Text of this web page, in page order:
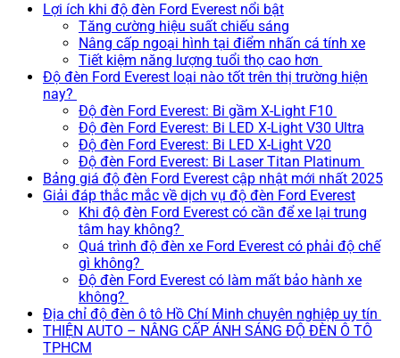
Lợi ích khi độ đèn Ford Everest nổi bật
Tăng cường hiệu suất chiếu sáng
Nâng cấp ngoại hình tại điểm nhấn cá tính xe
Tiết kiệm năng lượng tuổi thọ cao hơn
Độ đèn Ford Everest loại nào tốt trên thị trường hiện
nay?
Độ đèn Ford Everest: Bi gầm X-Light F10
Độ đèn Ford Everest: Bi LED X-Light V30 Ultra
Độ đèn Ford Everest: Bi LED X-Light V20
Độ đèn Ford Everest: Bi Laser Titan Platinum
Bảng giá độ đèn Ford Everest cập nhật mới nhất 2025
Giải đáp thắc mắc về dịch vụ độ đèn Ford Everest
Khi độ đèn Ford Everest có cần để xe lại trung
tâm hay không?
Quá trình độ đèn xe Ford Everest có phải độ chế
gì không?
Độ đèn Ford Everest có làm mất bảo hành xe
không?
Địa chỉ độ đèn ô tô Hồ Chí Minh chuyên nghiệp uy tín
THIỆN AUTO – NÂNG CẤP ÁNH SÁNG ĐỘ ĐÈN Ô TÔ
TPHCM